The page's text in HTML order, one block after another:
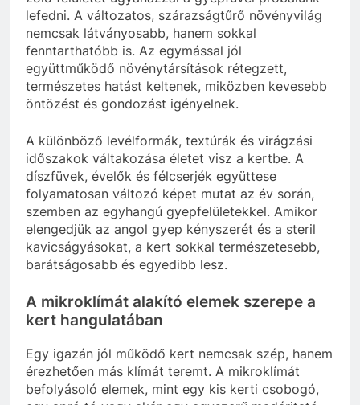
lefedni. A változatos, szárazságtűrő növényvilág
nemcsak látványosabb, hanem sokkal
fenntarthatóbb is. Az egymással jól
együttműködő növénytársítások rétegzett,
természetes hatást keltenek, miközben kevesebb
öntözést és gondozást igényelnek.
A különböző levélformák, textúrák és virágzási
időszakok váltakozása életet visz a kertbe. A
díszfüvek, évelők és félcserjék együttese
folyamatosan változó képet mutat az év során,
szemben az egyhangú gyepfelületekkel. Amikor
elengedjük az angol gyep kényszerét és a steril
kavicságyásokat, a kert sokkal természetesebb,
barátságosabb és egyedibb lesz.
A mikroklímát alakító elemek szerepe a
kert hangulatában
Egy igazán jól működő kert nemcsak szép, hanem
érezhetően más klímát teremt. A mikroklímát
befolyásoló elemek, mint egy kis kerti csobogó,